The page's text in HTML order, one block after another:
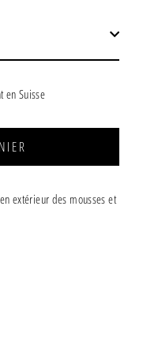
en Suisse
extérieurdes mousses et